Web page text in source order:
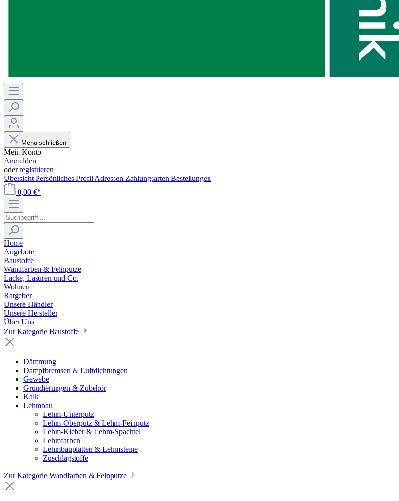
Menü schließen
Mein Konto
Anmelden
oderregistrieren
Übersicht Persönliches Profil Adressen Zahlungsarten Bestellungen
0,00 €*
Home
Angebote
Baustoffe
Wandfarben & Feinputze
Lacke, Lasuren und Co.
Wohnen
Ratgeber
Unsere Händler
Unsere Hersteller
Über Uns
Zur Kategorie Baustoffe
Dämmung
Dampfbremsen & Luftdichtungen
Gewebe
Grundierungen & Zubehör
Kalk
Lehmbau
Lehm-Unterputz
Lehm-Oberputz & Lehm-Feinputz
Lehm-Kleber & Lehm-Spachtel
Lehmfarben
Lehmbauplatten & Lehmsteine
Zuschlagstoffe
Zur Kategorie Wandfarben & Feinputze